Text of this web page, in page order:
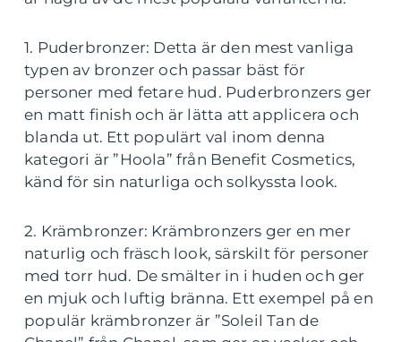
1. Puderbronzer: Detta är den mest vanliga
typen av bronzer och passar bäst för
personer med fetare hud. Puderbronzers ger
en matt finish och är lätta att applicera och
blanda ut. Ett populärt val inom denna
kategori är ”Hoola” från Benefit Cosmetics,
känd för sin naturliga och solkyssta look.
2. Krämbronzer: Krämbronzers ger en mer
naturlig och fräsch look, särskilt för personer
med torr hud. De smälter in i huden och ger
en mjuk och luftig bränna. Ett exempel på en
populär krämbronzer är ”Soleil Tan de